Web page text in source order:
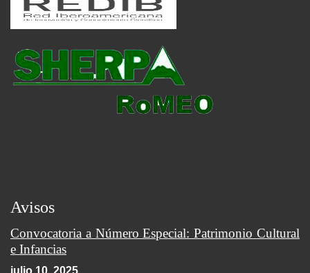
Avisos
Convocatoria a Número Especial: Patrimonio Cultural
e Infancias
julio 10, 2025